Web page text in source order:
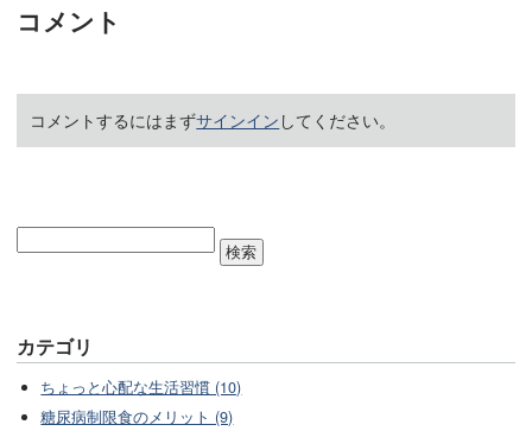
コメント
コメントするにはまずサインイン してください。
カテゴリ
ちょっと心配な生活習慣 (10)
糖尿病制限食のメリット (9)